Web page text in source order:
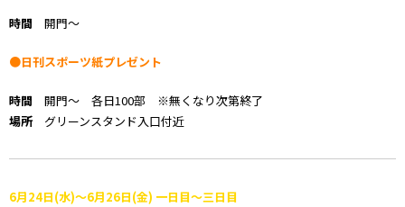
時間 開門～
●日刊スポーツ紙プレゼント
時間 開門～ 各日100部 ※無くなり次第終了
場所グリーンスタンド入口付近
6月24日(水)～6月26日(金) 一日目～三日目